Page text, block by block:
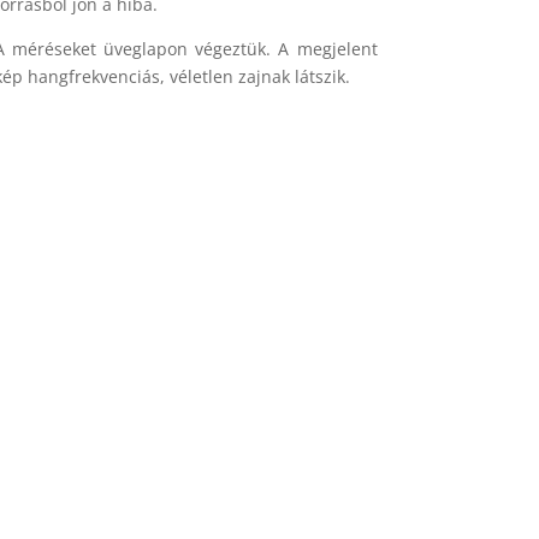
jön a hiba.
méréseket üveglapon végeztük. A megjelent
hangfrekvenciás, véletlen zajnak látszik.